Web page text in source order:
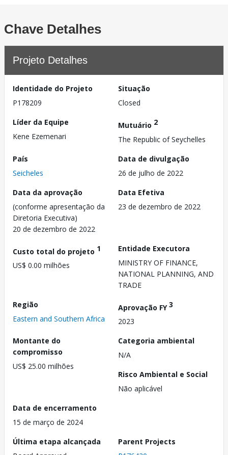
Chave Detalhes
Projeto Detalhes
Identidade do Projeto
P178209
Situação
Closed
Líder da Equipe
Kene Ezemenari
Mutuário 2
The Republic of Seychelles
País
Seicheles
Data de divulgação
26 de julho de 2022
Data da aprovação
(conforme apresentação da
Diretoria Executiva)
20 de dezembro de 2022
Data Efetiva
23 de dezembro de 2022
Custo total do projeto 1
US$ 0.00 milhões
Entidade Executora
MINISTRY OF FINANCE,
NATIONAL PLANNING, AND
TRADE
Região
Eastern and Southern Africa
Aprovação FY3
2023
Montante do
compromisso
US$ 25.00 milhões
Categoria ambiental
N/A
Risco Ambiental e Social
Não aplicável
Data de encerramento
15 de março de 2024
Última etapa alcançada
Parent Projects